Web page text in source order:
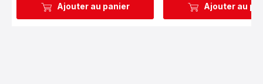
Ajouter au panier Ajouter au